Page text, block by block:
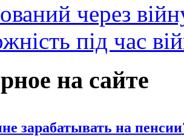
через
під час
на сайте
зарабатывать на